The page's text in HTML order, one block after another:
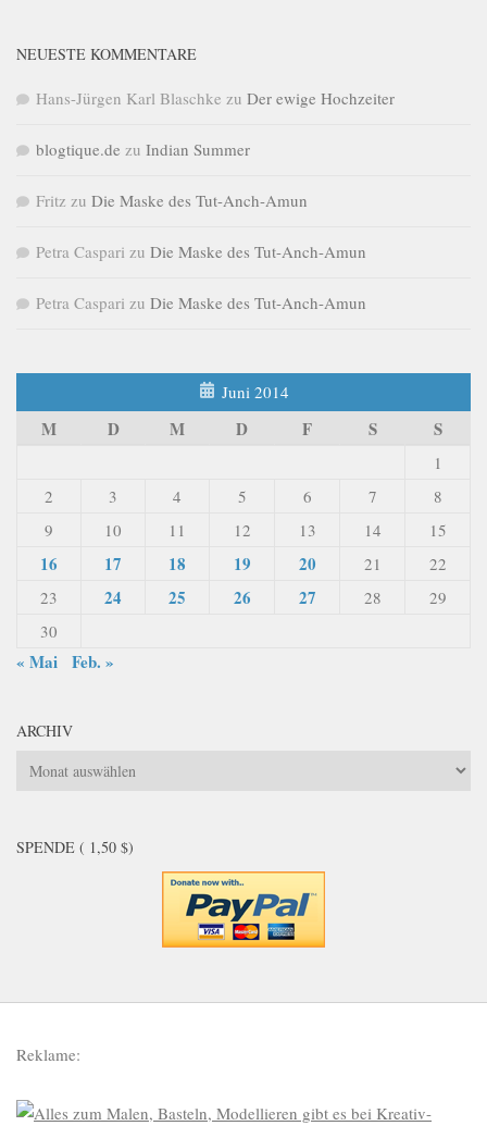
NEUESTE KOMMENTARE
Hans-Jürgen Karl Blaschke zu Der ewige Hochzeiter
blogtique.de zu Indian Summer
Fritz zu Die Maske des Tut-Anch-Amun
Petra Caspari zu Die Maske des Tut-Anch-Amun
Petra Caspari zu Die Maske des Tut-Anch-Amun
Juni 2014
M D M D F S S
1
2
3 4 5 6 7
8
9
10 11 12 13 14 15
16 17 18 19 20 21
22
23
24 25 26 27 28
29
30
« Mai Feb. »
ARCHIV
Archiv
SPENDE ( 1,50 $)
Reklame: